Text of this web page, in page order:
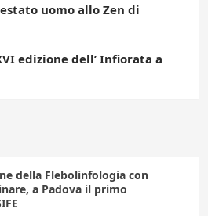
uomo allo Zen di
edizione dell’ Infiorata a
della Flebolinfologia con
a Padova il primo